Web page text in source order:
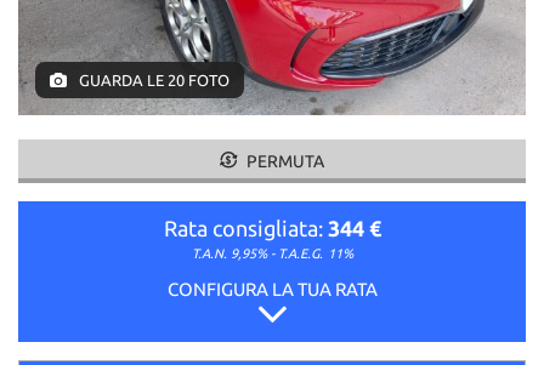
GUARDA LE 20 FOTO
PERMUTA
Rata consigliata: 344 €
T.A.N. 9,95% - T.A.E.G. 11%
CONFIGURA LA TUA RATA